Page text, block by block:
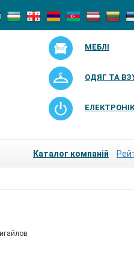
МЕБЛІ
ОДЯГ ТА
Каталог компаній